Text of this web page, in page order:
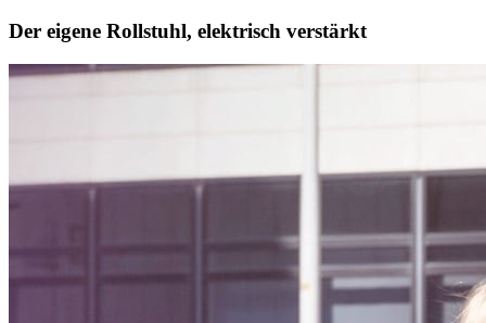
Der eigene Rollstuhl, elektrisch verstärkt